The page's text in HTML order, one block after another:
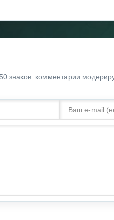
знаков. комментарии